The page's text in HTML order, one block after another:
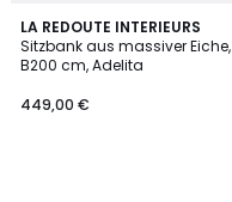
LA REDOUTE INTERIEURS
Sitzbank aus massiver Eiche,
B200 cm, Adelita
449,00 €